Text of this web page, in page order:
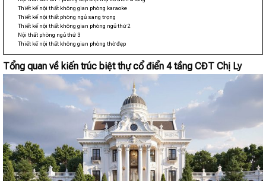
Thiết kế nội thất không gian phòng karaoke
Thiết kế nội thất phòng ngủ sang trọng
Thiết kế nội thất không gian phòng ngủ thứ 2
Nội thất phòng ngủ thứ 3
Thiết kế nội thất không gian phòng thờ đẹp
Tổng quan về kiến trúc biệt thự cổ điển 4 tầng CĐT Chị Ly